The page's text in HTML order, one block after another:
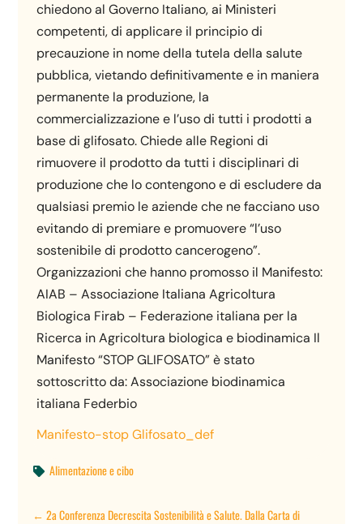
chiedono al Governo Italiano, ai Ministeri
competenti, di applicare il principio di
precauzione in nome della tutela della salute
pubblica, vietando definitivamente e in maniera
permanente la produzione, la
commercializzazione e l’uso di tutti i prodotti a
base di glifosato. Chiede alle Regioni di
rimuovere il prodotto da tutti i disciplinari di
produzione che lo contengono e di escludere da
qualsiasi premio le aziende che ne facciano uso
evitando di premiare e promuovere “l’uso
sostenibile di prodotto cancerogeno”.
Organizzazioni che hanno promosso il Manifesto:
AIAB – Associazione Italiana Agricoltura
Biologica Firab – Federazione italiana per la
Ricerca in Agricoltura biologica e biodinamica Il
Manifesto “STOP GLIFOSATO” è stato
sottoscritto da: Associazione biodinamica
italiana Federbio
Manifesto-stop Glifosato_def
 Alimentazione e cibo
←2a Conferenza Decrescita Sostenibilità e Salute. Dalla Carta di